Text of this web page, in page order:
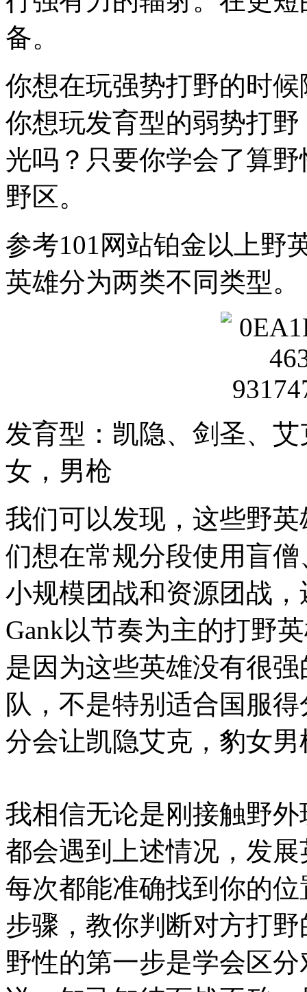
备。
你想在玩强势打野的时
你想玩发育型的弱势打
光吗？只要你学会了算
野区。
参考101网站铂金以上野
英雄分为两类不同类型。
发育型：凯隐、剑圣、
女，男枪
我们可以发现，这些野
们想在常规分段使用盲
小规模团战和资源团战
Gank以节奏为主的打野
是因为这些英雄没有很
队，不是特别适合国服
分会让凯隐艾克，豹女
我相信无论是刚接触野
都会遇到上述情况，发
每次都能准确找到你的
步骤，教你判断对方打
野性的第一步是学会区